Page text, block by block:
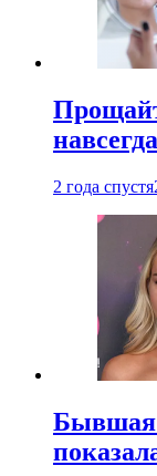
2 года спустя
Бывшая